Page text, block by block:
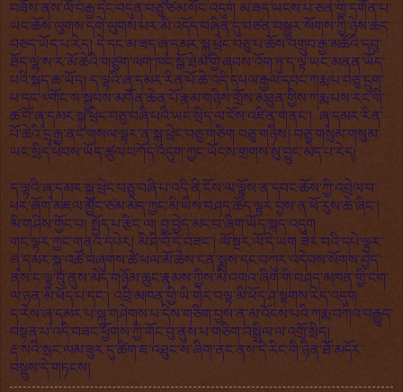
བཟོས་ནས་ལོ་བརྒྱ་དང་བདུན་བཅུ་ཙམ་སོང་འདུག མ་ཟད་ཡངས་པ་ཅན་གྱི་དགོན་པ་
ཡང་ཆོས་ལུགས་དགེ་ལུགས་པར་མི་འདོད་བཞིན་དུ་བཙན་བསྒྱུར་སོགས་ཀྱི་ཉེས་ཆད་
བཅད་ཡོད་པ་རེད། དེ་དང་མ་ཟད་ཞྭ་དམར་སྐུ་ཕྲེང་བཅུ་པ་ཆོས་འགྲུབ་རྒྱ་མཚོའི་དབུ་
ཐོད་ལྷ་ས་ར་མོ་ཆེའི་གཙུག་ལག་ཁང་སྒོ་ཐེམ་གྱི་ཞབས་འོག་ཏུ་ད་ལྟ་ཡང་མནན་ཡོད་
པའི་སྐད་ཆ་ཡོད། ད་ལྟའི་ཞྭ་དམར་རིན་པོ་ཆེ་འདི་དཔལ་རྒྱལ་དབང་ཀརྨ་པ་བཅུ་དྲུག་
པ་དང་༧གོང་ས་སྐྱབས་མགོན་ཆེན་པོ་རྣམ་གཉིས་གྲོས་མཐུན་གྱིས་ཀརྨ་པས་རང་གི་
ཚ་བོ་ཞྭ་དམར་སྐུ་ཕྲེང་བཅུ་བཞི་པའི་ཡང་སྲིད་ལ་ངོས་འཛིན་གནང་། ཞྭ་དམར་རིན་
པོ་ཆེའི་དྲྭ་རྒྱ་ནང་གསལ་ལྟར་ན་སྐུ་ཕྲེང་བཅུ་གཅིག བཅུ་གཉིས། བཅུ་གསུམ་གསུམ་
ཡང་སྲིད་ཕེབས་ཡོད་ཚུལ་བཀོད་འདུག་ཀྱང་ཡོངས་གྲགས་སུ་བྱུང་མེད་པ་རེད།
ད་ལྟའི་ཞྭ་དམར་སྐུ་ཕྲེང་བཅུ་བཞི་པ་འདི་ནི་ངོས་ལ་ལྟོས་ན་དབང་ཆོས་ཀྱི་འབྲེལ་བ་
ཕར་ཞོག་མཇལ་མྱོང་ཙམ་མེད་ཀྱང་མི་ཡིས་བཤད་ཚོད་ལྟར་བྱས་ན་ཕོ་རུས་ཆེ་ཞིང་།
མི་གཤིས་གྱོང་བ། སྤྱོད་པ་རྩིང་ལ། བྱ་བྱེད་མང་བ་ཞིག་ཡོད་སྐད་འདུག
གང་ལྟར་ཀྱང་གནའ་དཔེར། མི་ཤི་བོ་དེ་བཟང་། ལོ་སྔར་ལོ་དེ་ཡག ཟེར་བའི་དཔེ་ལྟར་
ཞྭ་དམར་སྐུ་འཚོ་བཞུགས་ཚེ་ཕལ་མོ་ཆེས་ངན་སྨྲས་དང་བཀུར་འདེབས་སོགས་བྱེད་
ནས་ང་ལྟ་བུ་ནུས་མེད་གཉོམ་ཆུང་རྣམས་ཀྱིས་མི་འགའ་ཞིག་གི་བཤད་མཁན་གྱི་ངག་
ལ་ཉན་མི་ཕོད་པ་དང་། འབྲི་མཁན་གྱི་ཡི་གེར་བལྟ་མི་ཕོད་ཤ་སྟགས་རེད་འདུག
ད་རེས་ཞྭ་དམར་པ་སྐུ་གཤེགས་པ་དེས་གཅིག་བྱས་ན་མ་འོངས་པའི་ཀརྨ་བཀའ་བརྒྱུད་
བསྟན་པ་འདི་བཟང་ཕྱོགས་ཀྱི་གོང་བུ་ནུས་པ་གཅིག་བསྒྲིལ་ལ་འགྲོ་སྲིད།
རྡ་སའི་སྲང་ལམ་ཟུར་དུ་ཚིག་ཇ་འཐུང་ས་ཞིག་ནང་ནས་དེ་རིང་གི་ཉིན་ཐོ་མདོར་
བསྡུས་དེ་གཏངས།